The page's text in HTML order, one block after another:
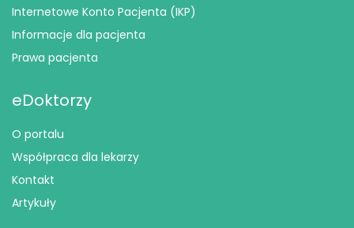
Internetowe Konto Pacjenta (IKP)
Informacje dla pacjenta
Prawa pacjenta
eDoktorzy
O portalu
Współpraca dla lekarzy
Kontakt
Artykuły